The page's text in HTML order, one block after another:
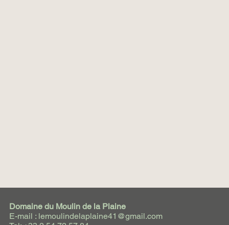
Domaine du Moulin de la Plaine
E-mail : lemoulindelaplaine41@gmail.com